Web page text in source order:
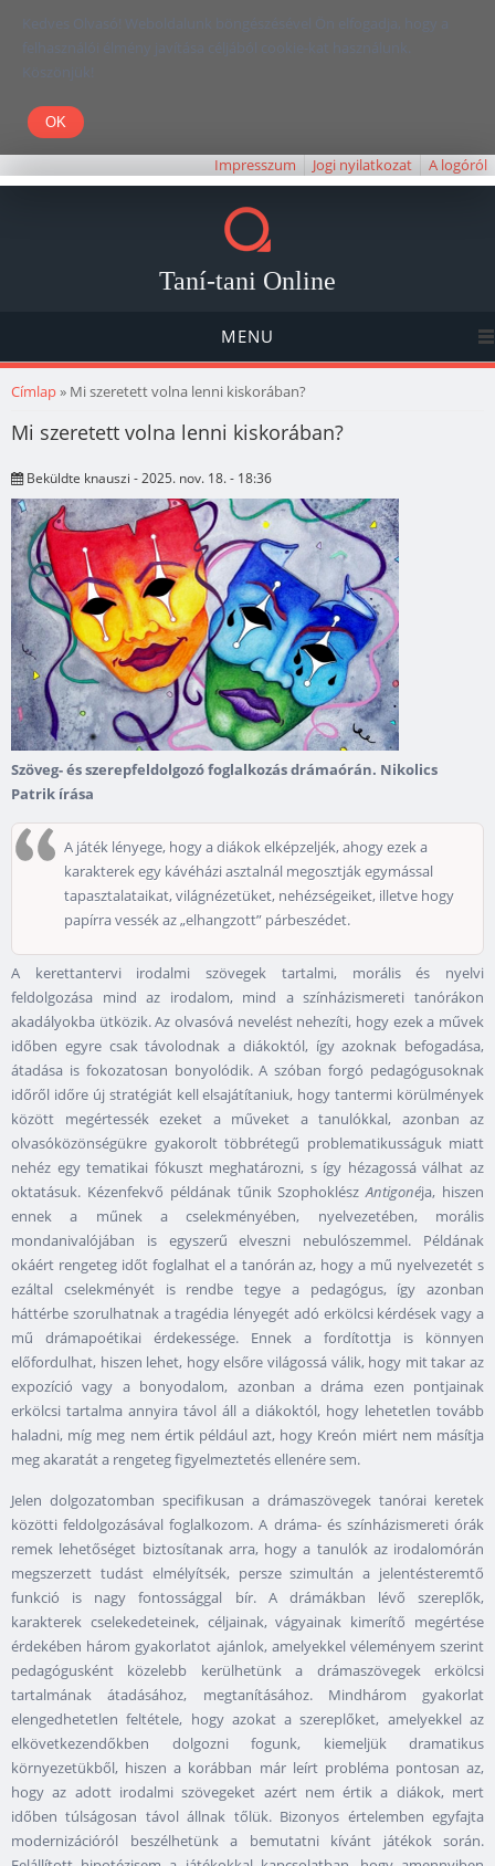
Kedves Olvasó! Weboldalunk böngészésével Ön elfogadja, hogy a
felhasználói élmény javítása céljából cookie-kat használunk.
Köszönjük!
Impresszum Jogi nyilatkozat A logóról
Taní-tani Online
MENU
Jelenlegi hely
Címlap» Mi szeretett volna lenni kiskorában?
Mi szeretett volna lenni kiskorában?
Beküldte knauszi - 2025. nov. 18. - 18:36
Szöveg- és szerepfeldolgozó foglalkozás drámaórán. Nikolics
Patrik írása
A játék lényege, hogy a diákok elképzeljék, ahogy ezek a
karakterek egy kávéházi asztalnál megosztják egymással
tapasztalataikat, világnézetüket, nehézségeiket, illetve hogy
papírra vessék az „elhangzott” párbeszédet.
A kerettantervi irodalmi szövegek tartalmi, morális és nyelvi
feldolgozása mind az irodalom, mind a színházismereti tanórákon
akadályokba ütközik. Az olvasóvá nevelést nehezíti, hogy ezek a művek
időben egyre csak távolodnak a diákoktól, így azoknak befogadása,
átadása is fokozatosan bonyolódik. A szóban forgó pedagógusoknak
időről időre új stratégiát kell elsajátítaniuk, hogy tantermi körülmények
között megértessék ezeket a műveket a tanulókkal, azonban az
olvasóközönségükre gyakorolt többrétegű problematikusságuk miatt
nehéz egy tematikai fókuszt meghatározni, s így hézagossá válhat az
oktatásuk. Kézenfekvő példának tűnik SzophoklészAntigonéja, hiszen
ennek a műnek a cselekményében, nyelvezetében, morális
mondanivalójában is egyszerű elveszni nebulószemmel. Példának
okáért rengeteg időt foglalhat el a tanórán az, hogy a mű nyelvezetét s
ezáltal cselekményét is rendbe tegye a pedagógus, így azonban
háttérbe szorulhatnak a tragédia lényegét adó erkölcsi kérdések vagy a
mű drámapoétikai érdekessége. Ennek a fordítottja is könnyen
előfordulhat, hiszen lehet, hogy elsőre világossá válik, hogy mit takar az
expozíció vagy a bonyodalom, azonban a dráma ezen pontjainak
erkölcsi tartalma annyira távol áll a diákoktól, hogy lehetetlen tovább
haladni, míg meg nem értik például azt, hogy Kreón miért nem másítja
meg akaratát a rengeteg figyelmeztetés ellenére sem.
Jelen dolgozatomban specifikusan a drámaszövegek tanórai keretek
közötti feldolgozásával foglalkozom. A dráma- és színházismereti órák
remek lehetőséget biztosítanak arra, hogy a tanulók az irodalomórán
megszerzett tudást elmélyítsék, persze szimultán a jelentésteremtő
funkció is nagy fontossággal bír. A drámákban lévő szereplők,
karakterek cselekedeteinek, céljainak, vágyainak kimerítő megértése
érdekében három gyakorlatot ajánlok, amelyekkel véleményem szerint
pedagógusként közelebb kerülhetünk a drámaszövegek erkölcsi
tartalmának átadásához, megtanításához. Mindhárom gyakorlat
elengedhetetlen feltétele, hogy azokat a szereplőket, amelyekkel az
elkövetkezendőkben dolgozni fogunk, kiemeljük dramatikus
környezetükből, hiszen a korábban már leírt probléma pontosan az,
hogy az adott irodalmi szövegeket azért nem értik a diákok, mert
időben túlságosan távol állnak tőlük. Bizonyos értelemben egyfajta
modernizációról beszélhetünk a bemutatni kívánt játékok során.